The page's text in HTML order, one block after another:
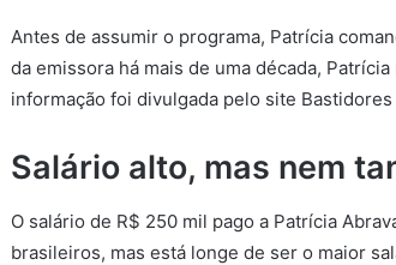
Antes de assumir o programa, Patrícia
da emissora há mais de uma década,
informação foi divulgada pelo site Bastidores
Salário alto, mas nem
O salário de R$ 250 mil pago a Patrícia
brasileiros, mas está longe de ser o maior